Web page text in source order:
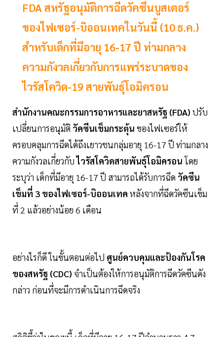
FDA สหรัฐอนุมัติการฉีดวัคซีนบูสเตอร์
ของไฟเซอร์-บิออนเทคในวันนี้ (10 ธ.ค.)
สำหรับเด็กที่มีอายุ 16-17 ปี ท่ามกลาง
ความกังวลเกี่ยวกับการแพร่ระบาดของ
ไวรัสโควิด-19 สายพันธุ์โอมิครอน
สำนักงานคณะกรรมการอาหารและยาสหรัฐ (FDA) ปรับ
เปลี่ยนการอนุมัติ วัคซีนเข็มกระตุ้น ของไฟเซอร์ให้
ครอบคลุมการฉีดได้ถึงเยาวชนกลุ่มอายุ 16-17 ปี ท่ามกลาง
ความกังวลเกี่ยวกับไวรัสโควิดสายพันธุ์โอมิครอนโดย
ระบุว่า เด็กที่มีอายุ 16-17 ปี สามารถได้รับการฉีด วัคซีน
เข็มที่ 3 ของไฟเซอร์-บิออนเทค หลังจากที่ฉีดวัคซีนเข็ม
ที่ 2 แล้วอย่างน้อย 6 เดือน
อย่างไรก็ดี ในขั้นตอนต่อไป ศูนย์ควบคุมและป้องกันโรค
ของสหรัฐ (CDC) จำเป็นต้องให้การอนุมัติการฉีดวัคซีนดัง
กล่าว ก่อนที่จะมีการดำเนินการฉีดจริง